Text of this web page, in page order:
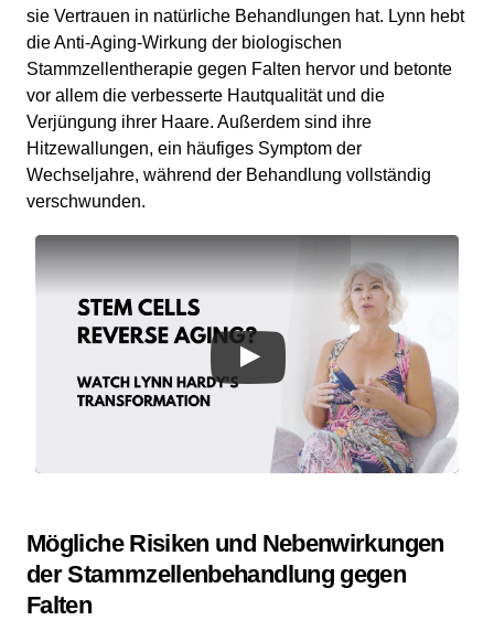
sie Vertrauen in natürliche Behandlungen hat. Lynn hebt
die Anti-Aging-Wirkung der biologischen
Stammzellentherapie gegen Falten hervor und betonte
vor allem die verbesserte Hautqualität und die
Verjüngung ihrer Haare. Außerdem sind ihre
Hitzewallungen, ein häufiges Symptom der
Wechseljahre, während der Behandlung vollständig
verschwunden.
Mögliche Risiken und Nebenwirkungen
der Stammzellenbehandlung gegen
Falten